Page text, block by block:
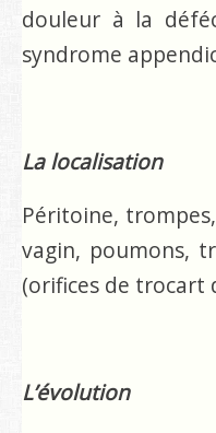
douleur à la
syndrome
La localisation
Péritoine,
vagin, poumons,
(orifices de trocart
L’évolution